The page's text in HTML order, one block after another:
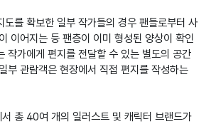
도를 확보한 일부 작가들의 경우 팬들로부터 사
이어지는 등 팬층이 이미 형성된 양상이 확인
작가에게 편지를 전달할 수 있는 별도의 공간
부 관람객은 현장에서 직접 편지를 작성하는
총 40여 개의 일러스트 및 캐릭터 브랜드가